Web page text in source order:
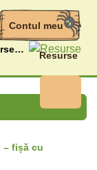
Contul meu
Resurse
– fișă cu